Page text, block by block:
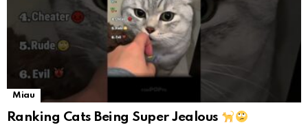
Miau
Ranking Cats Being Super Jealous